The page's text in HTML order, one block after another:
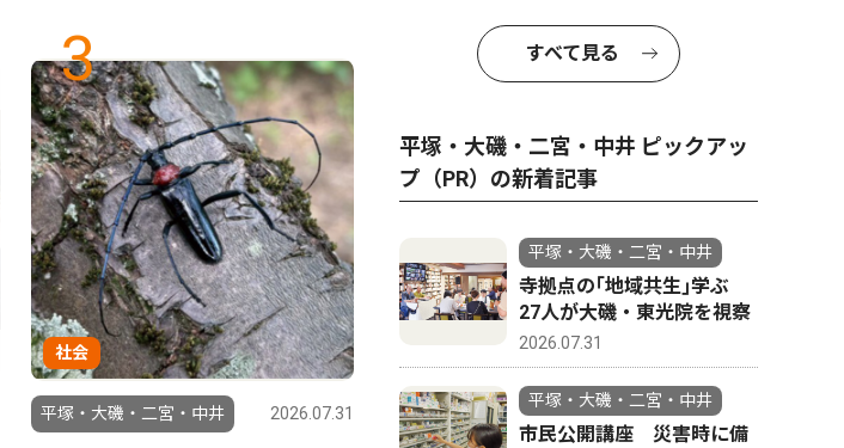
3
社会
平塚・大磯・二宮・中井 2026.07.31
トップニュース
平塚・大磯・二宮・中井 2026.07.31
すべて見る
平塚・大磯・二宮・中井 ピックアッ
プ（PR）の新着記事
平塚・大磯・二宮・中井
寺拠点の｢地域共生｣学ぶ
27人が大磯・東光院を視察
2026.07.31
平塚・大磯・二宮・中井
市民公開講座 災害時に備